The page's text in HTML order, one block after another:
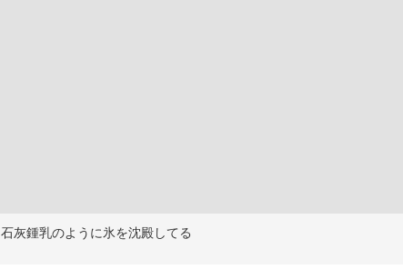
石灰鍾乳のように氷を沈殿してる